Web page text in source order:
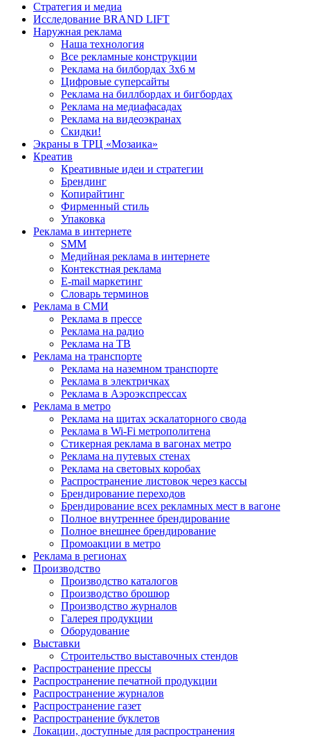
Стратегия и медиа
Исследование BRAND LIFT
Наружная реклама
Наша технология
Все рекламные конструкции
Реклама на билбордах 3х6 м
Цифровые суперсайты
Реклама на биллбордах и бигбордах
Реклама на медиафасадах
Реклама на видеоэкранах
Скидки!
Экраны в ТРЦ «Мозаика»
Креатив
Креативные идеи и стратегии
Брендинг
Копирайтинг
Фирменный стиль
Упаковка
Реклама в интернете
SMM
Медийная реклама в интернете
Контекстная реклама
E-mail маркетинг
Словарь терминов
Реклама в СМИ
Реклама в прессе
Реклама на радио
Реклама на ТВ
Реклама на транспорте
Реклама на наземном транспорте
Реклама в электричках
Реклама в Аэроэкспрессах
Реклама в метро
Реклама на щитах эскалаторного свода
Реклама в Wi-Fi метрополитена
Стикерная реклама в вагонах метро
Реклама на путевых стенах
Реклама на световых коробах
Распространение листовок через кассы
Брендирование переходов
Брендирование всех рекламных мест в вагоне
Полное внутреннее брендирование
Полное внешнее брендирование
Промоакции в метро
Реклама в регионах
Производство
Производство каталогов
Производство брошюр
Производство журналов
Галерея продукции
Оборудование
Выставки
Строительство выставочных стендов
Распространение прессы
Распространение печатной продукции
Распространение журналов
Распространение газет
Распространение буклетов
Локации, доступные для распространения